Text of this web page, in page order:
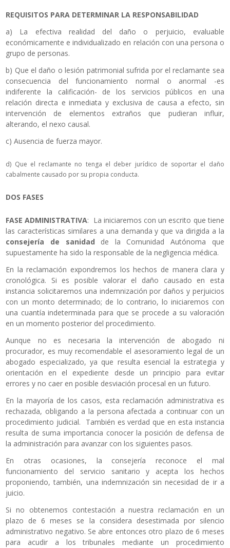
REQUISITOS PARA DETERMINAR LA RESPONSABILIDAD
a) La efectiva realidad del daño o perjuicio, evaluable
económicamente e individualizado en relación con una persona o
grupo de personas.
b) Que el daño o lesión patrimonial sufrida por el reclamante sea
consecuencia del funcionamiento normal o anormal -es
indiferente la calificación- de los servicios públicos en una
relación directa e inmediata y exclusiva de causa a efecto, sin
intervención de elementos extraños que pudieran influir,
alterando, el nexo causal.
c) Ausencia de fuerza mayor.
d) Que el reclamante no tenga el deber jurídico de soportar el daño
cabalmente causado por su propia conducta.
DOS FASES
FASE ADMINISTRATIVA: La iniciaremos con un escrito que tiene
las características similares a una demanda y que va dirigida a la
consejería de sanidad de la Comunidad Autónoma que
supuestamente ha sido la responsable de la negligencia médica.
En la reclamación expondremos los hechos de manera clara y
cronológica. Si es posible valorar el daño causado en esta
instancia solicitaremos una indemnización por daños y perjuicios
con un monto determinado; de lo contrario, lo iniciaremos con
una cuantía indeterminada para que se procede a su valoración
en un momento posterior del procedimiento.
Aunque no es necesaria la intervención de abogado ni
procurador, es muy recomendable el asesoramiento legal de un
abogado especializado, ya que resulta esencial la estrategia y
orientación en el expediente desde un principio para evitar
errores y no caer en posible desviación procesal en un futuro.
En la mayoría de los casos, esta reclamación administrativa es
rechazada, obligando a la persona afectada a continuar con un
procedimiento judicial. También es verdad que en esta instancia
resulta de suma importancia conocer la posición de defensa de
la administración para avanzar con los siguientes pasos.
En otras ocasiones, la consejería reconoce el mal
funcionamiento del servicio sanitario y acepta los hechos
proponiendo, también, una indemnización sin necesidad de ir a
juicio.
Si no obtenemos contestación a nuestra reclamación en un
plazo de 6 meses se la considera desestimada por silencio
administrativo negativo. Se abre entonces otro plazo de 6 meses
para acudir a los tribunales mediante un procedimiento